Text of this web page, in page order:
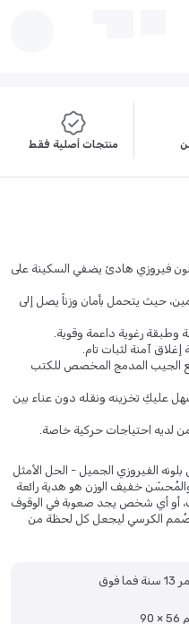
منتجات أصلية فقط
فيروزي هادئ يضفي السكينة على
حيث يتحمل بأمان وزناً يصل إلى
وطبقة رغوية داعمة وقوية.
آمنة لثبات تام.
الجيب المدمج المخصص للكتب
عليكِ تخزينه ونقله دون عناء بين
من لديه احتياجات حركية خاصة.
الفيروزي الجميل - الحل الأمثل
خفيف الوزن هو هدية رائعة
أو أي شخص يجد صعوبة في الوقوف
صُمم الكرسي ليجعل كل لحظة من
بنسيج قطني فاخر. هذا يضمن
أو القراءة. كرسي سندس هو الرفيق
فوق